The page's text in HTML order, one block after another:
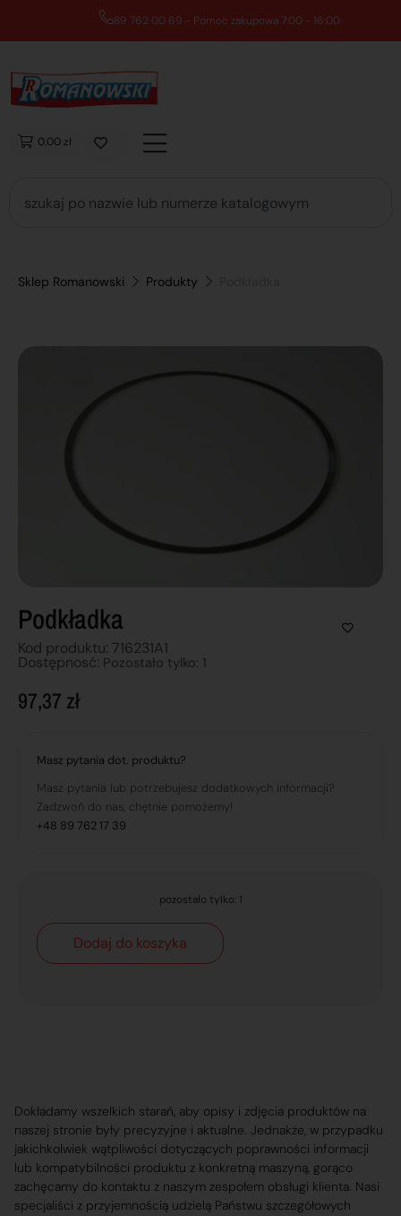
89 762 00 69 - Pomoc zakupowa 7:00 - 16:00
0,00 zł
Sklep Romanowski Produkty
Podkładka
Kod produktu: 716231A1
Dostępnosć: Pozostało tylko: 1
97,37 zł
Masz pytania dot. produktu?
Masz pytania lub potrzebujesz dodatkowych informacji?
Zadzwoń do nas, chętnie pomożemy!
+48 89 762 17 39
pozostało tylko: 1
Dodaj do koszyka
Dokładamy wszelkich starań, aby opisy i zdjęcia produktów na
naszej stronie były precyzyjne i aktualne. Jednakże, w przypadku
jakichkolwiek wątpliwości dotyczących poprawności informacji
lub kompatybilności produktu z konkretną maszyną, gorąco
zachęcamy do kontaktu z naszym zespołem obsługi klienta. Nasi
specjaliści z przyjemnością udzielą Państwu szczegółowych